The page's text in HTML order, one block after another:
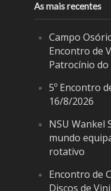
As mais recentes
Campo
Encontro de
Patrocínio
5º Encontro
16/8/2026
NSU Wankel
mundo
rotativo
Encontro de
Discos de